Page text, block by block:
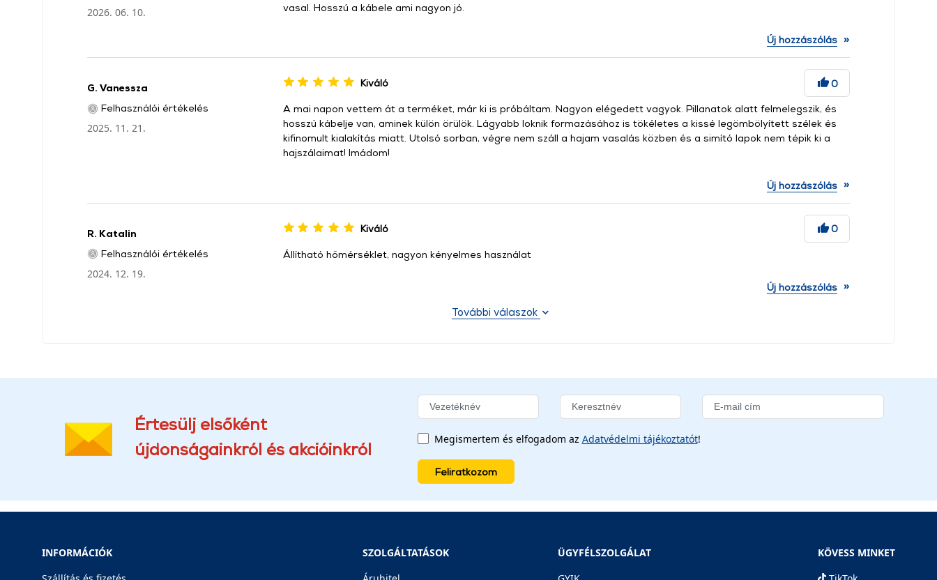
2026. 06. 10.
vasal. Hosszú a kábele ami nagyon jó.
Új hozzászólás »
G. Vanessza
Felhasználói értékelés
2025. 11. 21.
Kiváló 0
A mai napon vettem át a terméket, már ki is próbáltam. Nagyon elégedett vagyok. Pillanatok alatt felmelegszik, és
hosszú kábelje van, aminek külön örülök. Lágyabb loknik formazásához is tökéletes a kissé legömbölyített szélek és
kifinomult kialakítás miatt. Utolsó sorban, végre nem száll a hajam vasalás közben és a simító lapok nem tépik ki a
hajszálaimat! Imádom!
Új hozzászólás »
R. Katalin
Felhasználói értékelés
2024. 12. 19.
Kiváló 0
Állítható hőmérséklet, nagyon kényelmes használat
Új hozzászólás »
További válaszok
Értesülj elsőként
újdonságainkról és akcióinkról
Megismertem és elfogadom az Adatvédelmi tájékoztatót!
Feliratkozom
INFORMÁCIÓK
SZOLGÁLTATÁSOK
ÜGYFÉLSZOLGÁLAT
KÖVESS MINKET